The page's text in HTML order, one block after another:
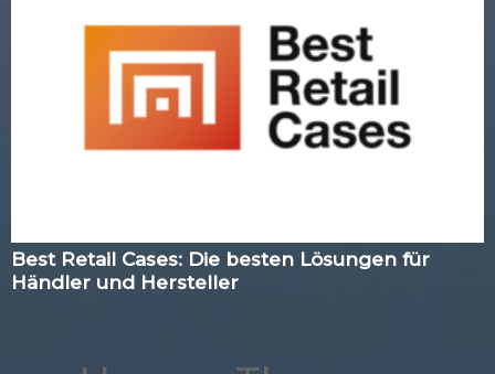
Best Retail Cases: Die besten Lösungen für
Händler und Hersteller